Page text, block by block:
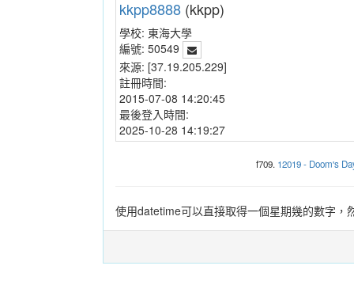
kkpp8888 (kkpp)
學校: 東海大學
編號: 50549
來源: [37.19.205.229]
註冊時間:
2015-07-08 14:20:45
最後登入時間:
2025-10-28 14:19:27
f709. 12019 - Doom's
使用datetime可以直接取得一個星期幾的數字，